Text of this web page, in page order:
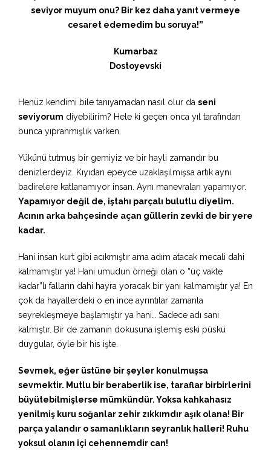
seviyor muyum onu? Bir kez daha yanıt vermeye
cesaret edemedim bu soruya!”
Kumarbaz
Dostoyevski
Henüz kendimi bile tanıyamadan nasıl olur da seni
seviyorum diyebilirim? Hele ki geçen onca yıl tarafından
bunca yıpranmışlık varken.
Yükünü tutmuş bir gemiyiz ve bir hayli zamandır bu
denizlerdeyiz. Kıyıdan epeyce uzaklaşılmışsa artık aynı
badirelere katlanamıyor insan. Aynı manevraları yapamıyor.
Yapamıyor değil de, iştahı parçalı bulutlu diyelim.
Acının arka bahçesinde açan güllerin zevki de bir yere
kadar.
Hani insan kurt gibi acıkmıştır ama adım atacak mecali dahi
kalmamıştır ya! Hani umudun örneği olan o “üç vakte
kadar”lı falların dahi hayra yoracak bir yanı kalmamıştır ya! En
çok da hayallerdeki o en ince ayrıntılar zamanla
seyrekleşmeye başlamıştır ya hani… Sadece adı sanı
kalmıştır. Bir de zamanın dokusuna işlemiş eski püskü
duygular, öyle bir his işte.
Sevmek, eğer üstüne bir şeyler konulmuşsa
sevmektir. Mutlu bir beraberlik ise, taraflar birbirlerini
büyütebilmişlerse mümkündür. Yoksa kahkahasız
yenilmiş kuru soğanlar zehir zıkkımdır aşık olana! Bir
parça yalandır o samanlıkların seyranlık halleri! Ruhu
yoksul olanın içi cehennemdir can!